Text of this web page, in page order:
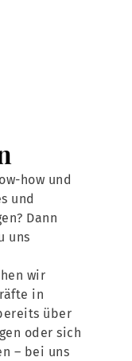
how und
und
Dann
uns
wir
in
über
oder sich
– bei uns